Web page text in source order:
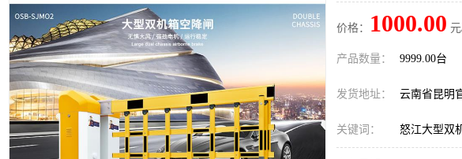
价格： 1000.00
产品数量： 9999.00台
发货地址： 云南省昆明
关键词： 怒江大型双